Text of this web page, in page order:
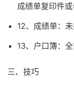
成绩单复印件或
12、成绩单：
13、户口簿：全
三、技巧